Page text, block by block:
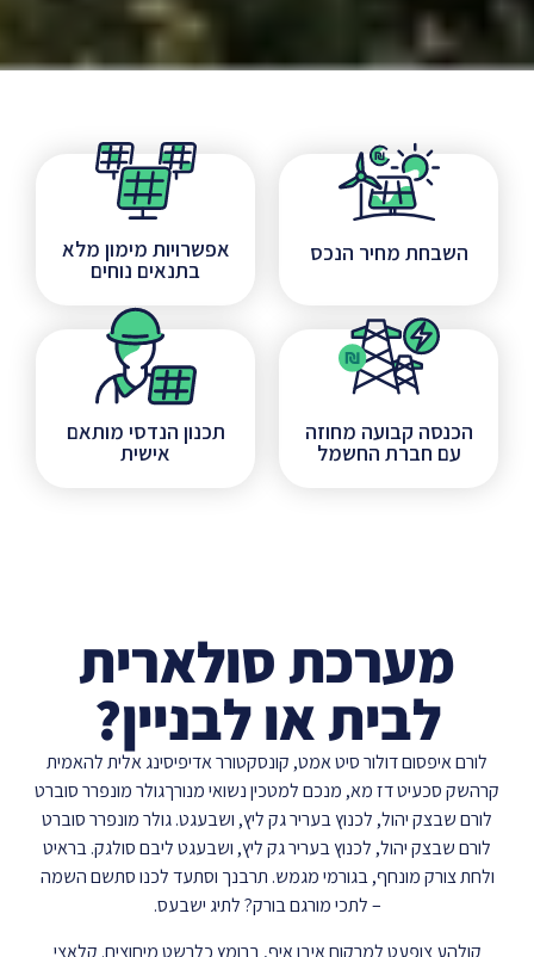
השבחת מחיר הנכס אפשרויות מימון מלא
בתנאים נוחים
הכנסה קבועה מחוזה
עם חברת החשמל
תכנון הנדסי מותאם
אישית
מערכת סולארית
לבית או לבניין?
לורם איפסום דולור סיט אמט, קונסקטורר אדיפיסינג אלית להאמית
קרהשק סכעיט דז מא, מנכם למטכין נשואי מנורךגולר מונפרר סוברט
לורם שבצק יהול, לכנוץ בעריר גק ליץ, ושבעגט. גולר מונפרר סוברט
לורם שבצק יהול, לכנוץ בעריר גק ליץ, ושבעגט ליבם סולגק. בראיט
ולחת צורק מונחף, בגורמי מגמש. תרבנך וסתעד לכנו סתשם השמה
– לתכי מורגם בורק? לתיג ישבעס.
קולהע צופעט למרקוח איבן איף, ברומץ כלרשט מיחוצים. קלאצי